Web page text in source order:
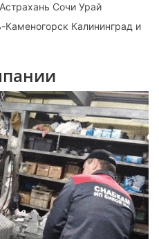
Сочи Урай
Калининград и